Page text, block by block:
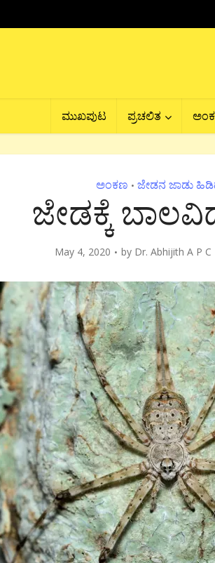
ಮುಖಪುಟ ಪ್ರಚಲಿತ
ಅಂಕಣ • ಜೇಡನ ಜಾಡು
ಜೇಡಕ್ಕೆ
May 4, 2020 by Dr. Abhijith A P C